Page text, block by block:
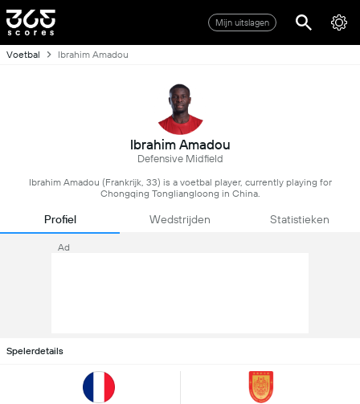
Mijn uitslagen
Voetbal Ibrahim Amadou
Ibrahim Amadou
Defensive Midfield
Ibrahim Amadou (Frankrijk, 33) is a voetbal player, currently playing for
Chongqing Tongliangloong in China.
Profiel Wedstrijden Statistieken
Ad
Spelerdetails